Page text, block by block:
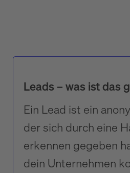
Leads – was ist das
Ein Lead ist ein
der sich durch eine
erkennen gegeben
dein Unternehmen